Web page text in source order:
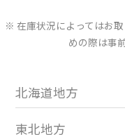
※ 在庫状況によってはお
めの際は事
北海道地方
東北地方